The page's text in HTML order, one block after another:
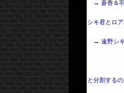
→ 蒼香＆
シキ君とロ
→ 遠野シキ
と分割する